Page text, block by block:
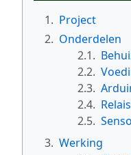
1. Project
2. Onderdelen
2.1.
2.2.
2.3.
2.4.
2.5.
3. Werking